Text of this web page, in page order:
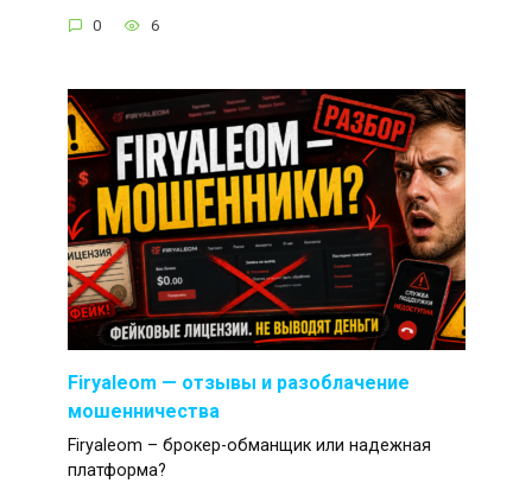
0 6
Firyaleom — отзывы и разоблачение
мошенничества
Firyaleom – брокер-обманщик или надежная
платформа?